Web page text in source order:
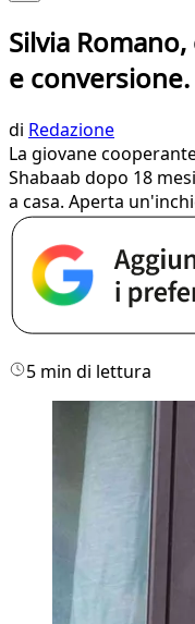
Silvia
e
di Redazione
La giovane
Shabaab dopo 18
a casa. Aperta
5 min di lettura